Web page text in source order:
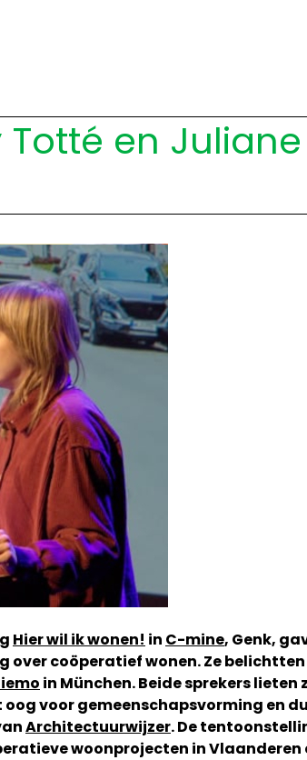
en
Hier wil ik wonen! in C-mine, Genk,
coöperatief wonen. Ze
in München. Beide sprekers
voor gemeenschapsvorming en
Architectuurwijzer. De
woonprojecten in